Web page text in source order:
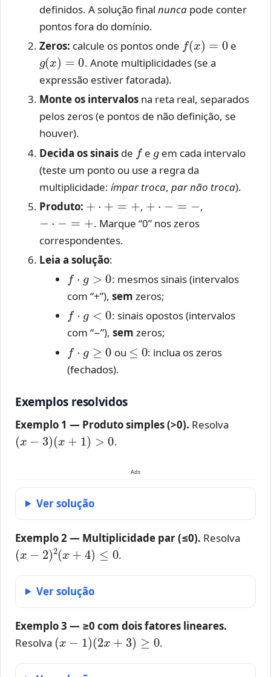
definidos. A solução final nuncapode conter
pontos fora do domínio.
Zeros: calcule os pontos onde
(x =
e
g(x)=0
. Anote multiplicidades (se a
expressão estiver fatorada).
Monte os intervalosna reta real, separados
pelos zeros (e pontos de não definição, se
houver).
Decida os sinaisde e
em cada intervalo
(teste um ponto ou use a regra da
multiplicidade: ímpar troca, par não troca).
Produto:
,
=
,
−⋅−=+
. Marque “0” nos zeros
correspondentes.
Leia a solução:
⋅ 0
: mesmos sinais (intervalos
com “+”),sem zeros;
⋅
: sinais opostos (intervalos
com “−”),sem zeros;
⋅
ou
0
: inclua os zeros
(fechados).
Exemplos resolvidos
Exemplo 1 — Produto simples (>0). Resolva
(x−3)(x+ 1 0
.
Ads
Ver solução
Exemplo 2 — Multiplicidade par (≤0). Resolva
(x−2)2(x+ ≤0
.
Ver solução
Exemplo 3 — ≥0 com dois fatores lineares.
Resolva
(x− )(2x+3)≥0
.